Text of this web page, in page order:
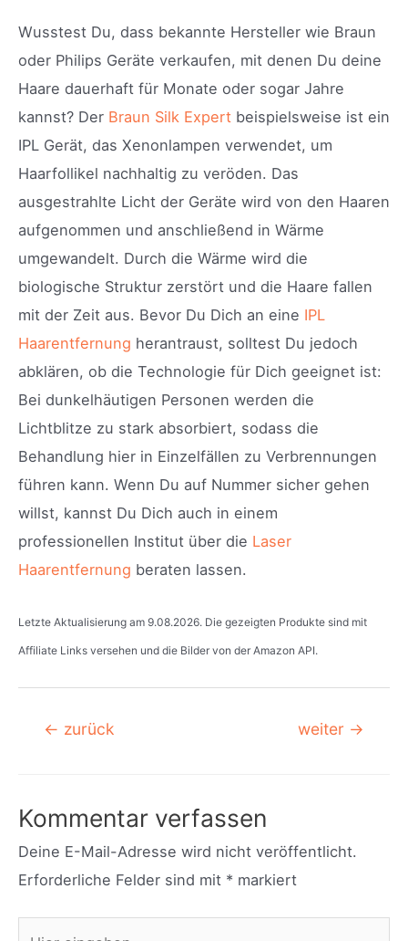
Wusstest Du, dass bekannte Hersteller wie Braun
oder Philips Geräte verkaufen, mit denen Du deine
Haare dauerhaft für Monate oder sogar Jahre
kannst? Der Braun Silk Expert beispielsweise ist ein
IPL Gerät, das Xenonlampen verwendet, um
Haarfollikel nachhaltig zu veröden. Das
ausgestrahlte Licht der Geräte wird von den Haaren
aufgenommen und anschließend in Wärme
umgewandelt. Durch die Wärme wird die
biologische Struktur zerstört und die Haare fallen
mit der Zeit aus. Bevor Du Dich an eine IPL
Haarentfernung herantraust, solltest Du jedoch
abklären, ob die Technologie für Dich geeignet ist:
Bei dunkelhäutigen Personen werden die
Lichtblitze zu stark absorbiert, sodass die
Behandlung hier in Einzelfällen zu Verbrennungen
führen kann. Wenn Du auf Nummer sicher gehen
willst, kannst Du Dich auch in einem
professionellen Institut über die Laser
Haarentfernung beraten lassen.
Letzte Aktualisierung am 9.08.2026. Die gezeigten Produkte sind mit
Affiliate Links versehen und die Bilder von der Amazon API.
Beitragsnavigation
← zurück weiter →
Kommentar verfassen
Deine E-Mail-Adresse wird nicht veröffentlicht.
Erforderliche Felder sind mit * markiert